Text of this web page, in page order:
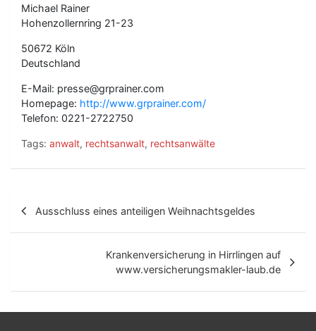
Michael Rainer
Hohenzollernring 21-23
50672 Köln
Deutschland
E-Mail: presse@grprainer.com
Homepage: http://www.grprainer.com/
Telefon: 0221-2722750
Tags: anwalt, rechtsanwalt, rechtsanwälte
r
Ausschluss eines anteiligen Weihnachtsgeldes
Krankenversicherung in Hirrlingen auf
www.versicherungsmakler-laub.de